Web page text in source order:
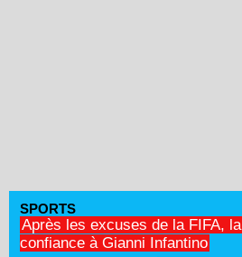
SPORTS
Après les excuses de la FIFA,
confiance à Gianni Infantino